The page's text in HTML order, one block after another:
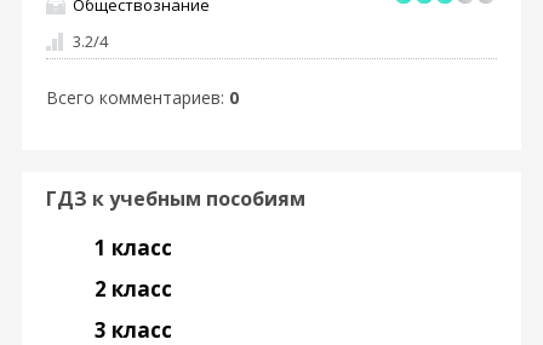
3.2/4
Всего комментариев: 0
ГДЗ к учебным пособиям
1 класс
2 класс
3 класс